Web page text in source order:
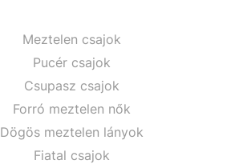
Meztelen csajok
Pucér csajok
Csupasz csajok
Forró meztelen nők
Dögös meztelen lányok
Fiatal csajok